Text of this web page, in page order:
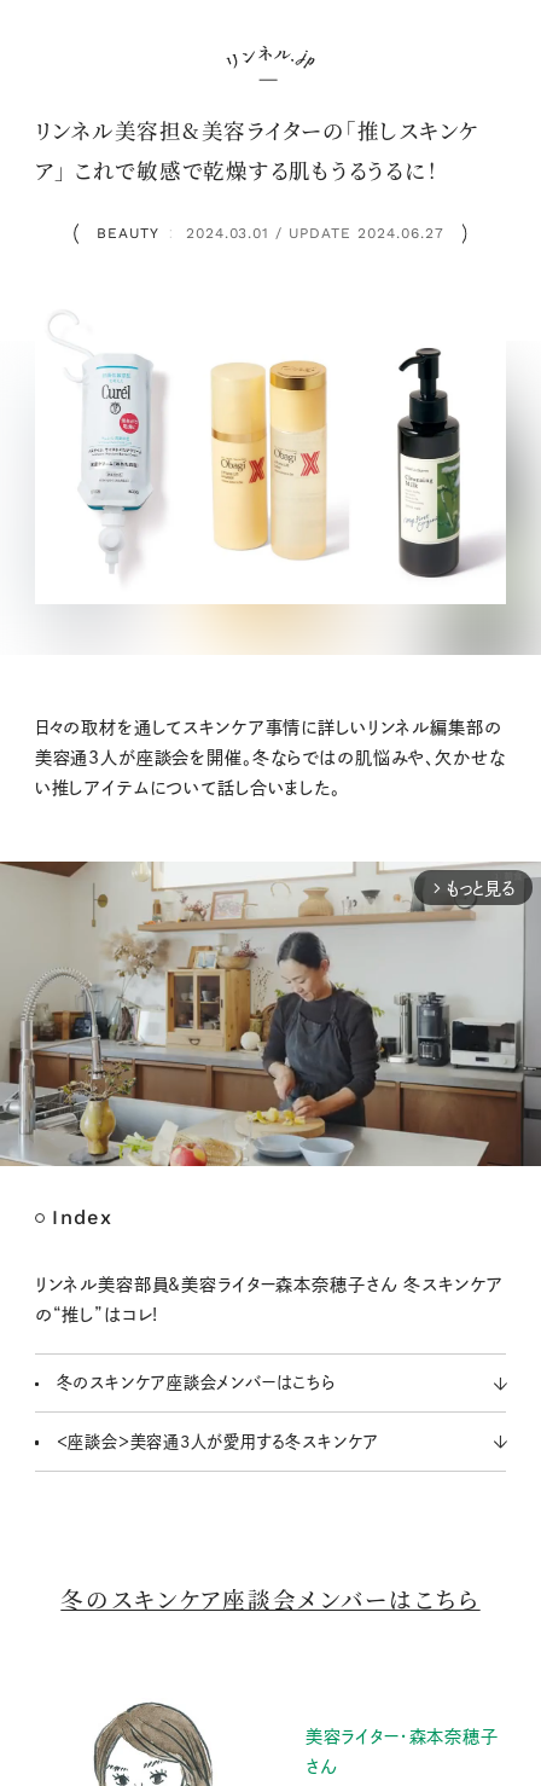
リンネル美容担&美容ライターの「推しスキンケ
ア」 これで敏感で乾燥する肌もうるうるに！
BEAUTY ： 2024.03.01 / UPDATE 2024.06.27
日々の取材を通してスキンケア事情に詳しいリンネル編集部の
美容通3人が座談会を開催。冬ならではの肌悩みや、欠かせな
い推しアイテムについて話し合いました。
arrow_forward_ios もっと見る
t
Index
リンネル美容部員&美容ライター森本奈穂子さん 冬スキンケア
の“推し”はコレ!
冬のスキンケア座談会メンバーはこちら
＜座談会＞美容通3人が愛用する冬スキンケア
冬のスキンケア座談会メンバーはこちら
美容ライター・森本奈穂子
さん